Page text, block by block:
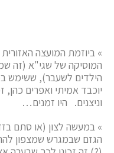
» ביוזמת המועצה
המוסיקה של שגי"א (זה
הילדים לשעבר), ששימש
יוכבד אמיתי ואפרים כהן,
וניצנים. היו זמנים…
» במעשה לצון (או סתם
הגזם שבמגרש שמצפון